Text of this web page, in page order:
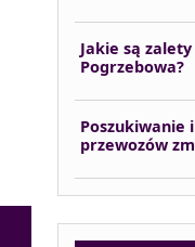
Jakie są
Pogrzebowa?
przewozów